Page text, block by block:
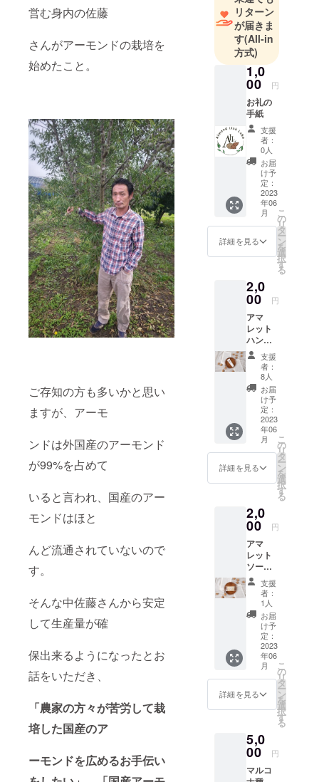
営む身内の佐藤
さんがアーモンドの栽培を
始めたこと。
ご存知の方も多いかと思い
ますが、アーモ
ンドは外国産のアーモンド
が99%を占めて
いると言われ、国産のアー
モンドはほと
んど流通されていないので
す。
そんな中佐藤さんから安定
して生産量が確
保出来るようになったとお
話をいただき、
「農家の方々が苦労して栽
培した国産のア
ーモンドを広めるお手伝い
リターン
が届きま
す(All-in
方式)
1,0
00 円
お礼の
手紙
支援
者：
0人
お届
け予
定：
2023
年06
月
詳細を見る
こ
の
リ
タ
ー
ン
を
選
択
す
る
2,0
00 円
アマ
レット
ハンド
クリー
ム 40g
使用方
法 清
潔な
手、指
に適量
を塗布
しよく
なじま
せて下
さい。
成分
ア脂、
BG、
アーモ
ンド
油、ス
テアリ
ン酸グ
リセリ
ン、ス
クワラ
ン、ス
テアリ
ン酸
PEG-
40、グ
リセリ
ン、ラ
酸ジオ
クチル
ドデシ
ル、ス
支援
者：
8人
お届
け予
定：
2023
年06
月
詳細を見る
こ
の
リ
タ
ー
ン
を
選
択
す
る
2,0
00 円
アマ
レット
ソー
プ 90
ｇ 使用
方法
水また
はぬる
ま湯で
洗顔
し、そ
の後、
十分に
洗い流
して下
さい。
石リン
素地、
水、グ
リセリ
支援
者：
1人
お届
け予
定：
2023
年06
月
詳細を見る
こ
の
リ
タ
ー
ン
を
選
択
す
る
5,0
00 円
マルコ